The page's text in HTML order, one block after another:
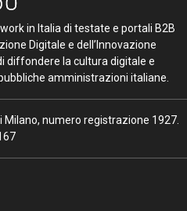
in Italia di testate e portali B2B
Digitale e dell’Innovazione
diffondere la cultura digitale e
amministrazioni italiane.
numero registrazione 1927.